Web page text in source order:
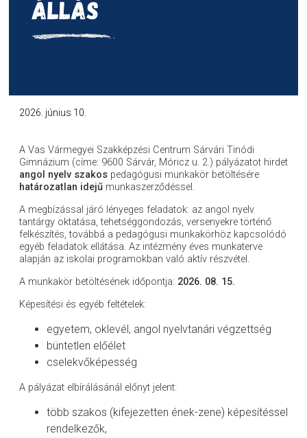
A Vas Vármegyei Szakképzési Centrum Sárvári Tinódi
Gimnázium (címe: 9600 Sárvár, Móricz u. 2.) pályázatot hirdet
angol nyelv szakos pedagógusi munkakör betöltésére
határozatlan idejű munkaszerződéssel.
A megbízással járó lényeges feladatok: az angol nyelv
tantárgy oktatása, tehetséggondozás, versenyekre történő
felkészítés, továbbá a pedagógusi munkakörhöz kapcsolódó
egyéb feladatok ellátása. Az intézmény éves munkaterve
alapján az iskolai programokban való aktív részvétel.
A munkakör betöltésének időpontja: 2026. 08. 15.
Képesítési és egyéb feltételek:
egyetem, oklevél, angol nyelvtanári végzettség
büntetlen előélet
cselekvőképesség
A pályázat elbírálásánál előnyt jelent:
több szakos (kifejezetten ének-zene) képesítéssel
rendelkezők,
2026. június 10.